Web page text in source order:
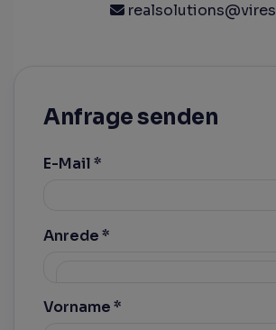
Anfrage senden
E-Mail
Anrede
Vorname